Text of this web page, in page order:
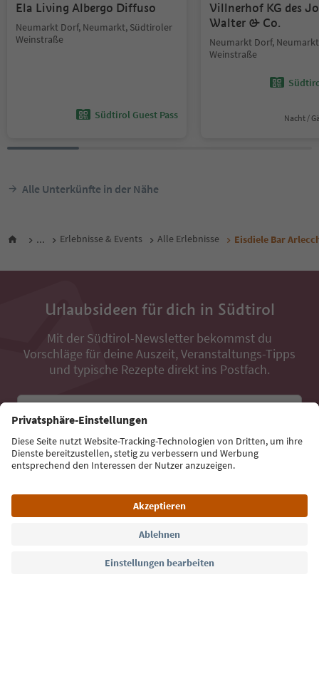
Ela Living Albergo Diffuso
Neumarkt Dorf, Neumarkt, Südtiroler
Weinstraße
Südtirol Guest Pass
Villnerhof KG des
Walter & Co.
Neumarkt Dorf,
Weinstraße
Nacht /
Alle Unterkünfte in der Nähe
... Erlebnisse & Events Alle Erlebnisse Eisdiele Bar
Urlaubsideen für dich in Südtirol
Mit der Südtirol-Newsletter bekommst du
Vorschläge für deine Auszeit, Veranstaltungs-Tipps
und typische Rezepte direkt ins Postfach.
Jetzt anmelden